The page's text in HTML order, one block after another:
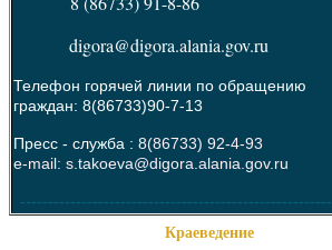
digora@digora.alania.gov.ru
Телефон горячей линии по обращению
граждан: 8(86733)90-7-13
Пресс - служба : 8(86733) 92-4-93
e-mail: s.takoeva@digora.alania.gov.ru
--------------------------------------------------------
Краеведение